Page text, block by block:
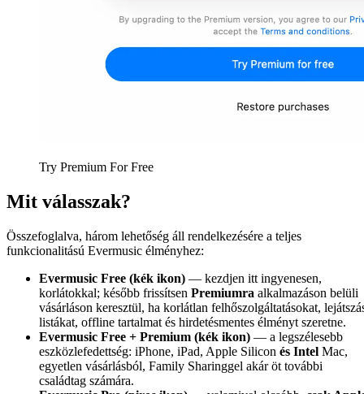
Try Premium For Free
Mit válasszak?
Összefoglalva, három lehetőség áll rendelkezésére a teljes
funkcionalitású Evermusic élményhez:
Evermusic Free (kék ikon) — kezdjen itt ingyenesen,
korlátokkal; később frissítsen Premiumra alkalmazáson belüli
vásárláson keresztül, ha korlátlan felhőszolgáltatásokat,
listákat, offline tartalmat és hirdetésmentes élményt szeretne.
Evermusic Free + Premium (kék ikon) — a legszélesebb
eszközlefedettség: iPhone, iPad, Apple Silicon és Intel Mac,
egyetlen vásárlásból, Family Sharinggel akár öt további
családtag számára.